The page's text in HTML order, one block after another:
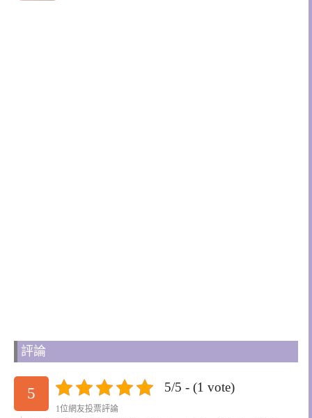
評論
5 5/5 - (1 vote)
1位網友投票評論